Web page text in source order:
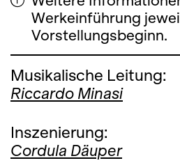
Werkeinführung
Vorstellungsbeginn.
Musikalische Leitung:
Riccardo Minasi
Inszenierung:
Cordula Däuper